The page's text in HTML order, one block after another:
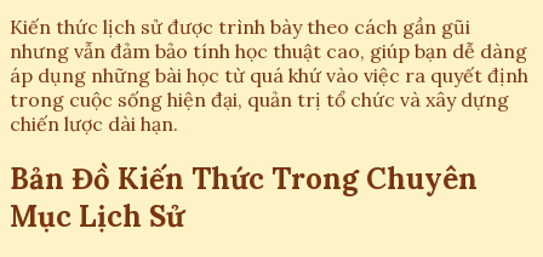
Kiến thức lịch sử được trình bày theo cách gần gũi
nhưng vẫn đảm bảo tính học thuật cao, giúp bạn dễ dàng
áp dụng những bài học từ quá khứ vào việc ra quyết định
trong cuộc sống hiện đại, quản trị tổ chức và xây dựng
chiến lược dài hạn.
Bản Đồ Kiến Thức Trong Chuyên
Mục Lịch Sử